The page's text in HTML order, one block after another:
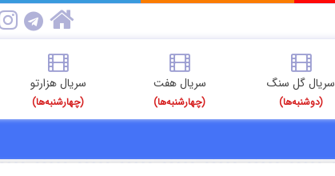
سریال گل سنگ
(دوشنبه‌ها)
سریال هفت
(چهارشنبه‌ها)
سریال هزارتو
(چهارشنبه‌ها)